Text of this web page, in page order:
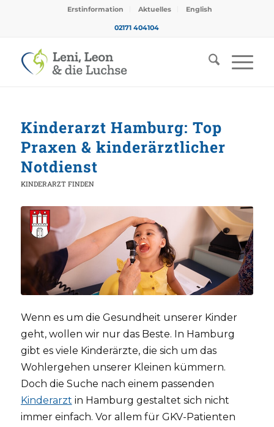
Erstinformation Aktuelles English
02171 404104
Kinderarzt Hamburg: Top
Praxen & kinderärztlicher
Notdienst
KINDERARZT FINDEN
Wenn es um die Gesundheit unserer Kinder
geht, wollen wir nur das Beste. In Hamburg
gibt es viele Kinderärzte, die sich um das
Wohlergehen unserer Kleinen kümmern.
Doch die Suche nach einem passenden
Kinderarzt in Hamburg gestaltet sich nicht
immer einfach. Vor allem für GKV-Patienten